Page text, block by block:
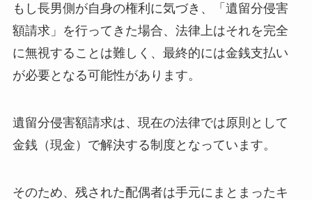
もし長男側が自身の権利に気づき、「遺留分侵害
額請求」を行ってきた場合、法律上はそれを完全
に無視することは難しく、最終的には金銭支払い
が必要となる可能性があります。
遺留分侵害額請求は、現在の法律では原則として
金銭（現金）で解決する制度となっています。
そのため、残された配偶者は手元にまとまったキ